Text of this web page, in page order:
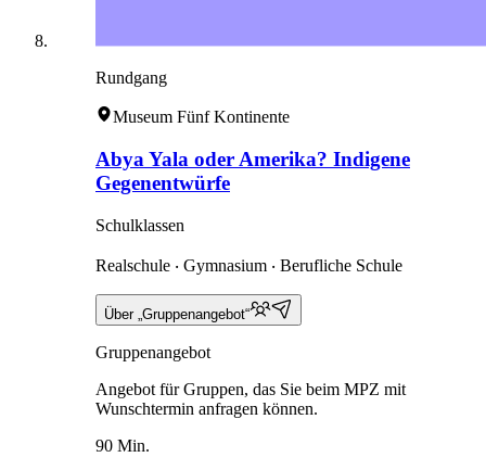
Rundgang
Museum Fünf Kontinente
Abya Yala oder Amerika? Indigene
Gegenentwürfe
Schulklassen
Realschule ‧ Gymnasium ‧ Berufliche Schule
Über „Gruppenangebot“
Gruppenangebot
Angebot für Gruppen, das Sie beim MPZ mit
Wunschtermin anfragen können.
90 Min.